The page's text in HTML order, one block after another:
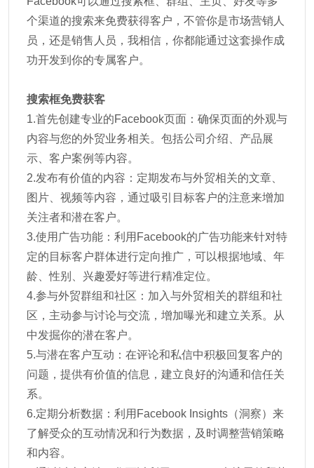
个渠道的搜索来免费获得客户，不管你是市场营销人
员，还是销售人员，我相信，你都能通过这套操作成
功开发到你的专属客户。
搜索框免费获客
1.首先创建专业的Facebook页面：确保页面的外观与
内容与您的外贸业务相关。包括公司介绍、产品展
示、客户案例等内容。
2.发布有价值的内容：定期发布与外贸相关的文章、
图片、视频等内容，通过吸引目标客户的注意来增加
关注者和潜在客户。
3.使用广告功能：利用Facebook的广告功能来针对特
定的目标客户群体进行定向推广，可以根据地域、年
龄、性别、兴趣爱好等进行精准定位。
4.参与外贸群组和社区：加入与外贸相关的群组和社
区，主动参与讨论与交流，增加曝光和建立关系。从
中发掘你的潜在客户。
5.与潜在客户互动：在评论和私信中积极回复客户的
问题，提供有价值的信息，建立良好的沟通和信任关
系。
6.定期分析数据：利用Facebook Insights（洞察）来
了解受众的互动情况和行为数据，及时调整营销策略
和内容。